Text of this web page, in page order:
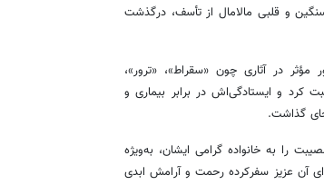
و قلبی مالامال از تأسف، درگذشت
مؤثر در آثاری چون «سقراط»، «ترور»،
کرد و ایستادگی‌اش در برابر بیماری و
گذاشت.
را به خانواده گرامی ایشان، به‌ویژه
آن عزیز سفرکرده رحمت و آرامش ابدی